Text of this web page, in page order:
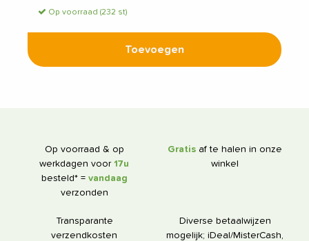
Op voorraad (232 st)
Toevoegen
Op voorraad & op
werkdagen voor 17u
besteld* = vandaag
verzonden
Gratis af te halen in onze
winkel
Transparante
verzendkosten
Diverse betaalwijzen
mogelijk; iDeal/MisterCash,